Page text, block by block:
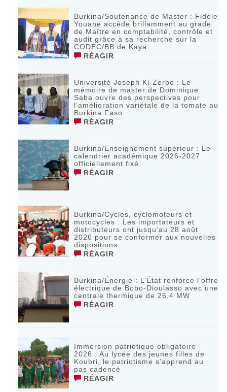
Burkina/Soutenance de Master : Fidèle
Youané accède brillamment au grade
de Maître en comptabilité, contrôle et
audit grâce à sa recherche sur la
CODEC/BB de Kaya
RÉAGIR
Université Joseph Ki-Zerbo : Le
mémoire de master de Dominique
Saba ouvre des perspectives pour
l’amélioration variétale de la tomate au
Burkina Faso
RÉAGIR
Burkina/Enseignement supérieur : Le
calendrier académique 2026-2027
officiellement fixé
RÉAGIR
Burkina/Cycles, cyclomoteurs et
motocycles : Les importateurs et
distributeurs ont jusqu’au 28 août
2026 pour se conformer aux nouvelles
dispositions
RÉAGIR
Burkina/Énergie : L’État renforce l’offre
électrique de Bobo-Dioulasso avec une
centrale thermique de 26,4 MW
RÉAGIR
Immersion patriotique obligatoire
2026 : Au lycée des jeunes filles de
Koubri, le patriotisme s’apprend au
pas cadencé
RÉAGIR